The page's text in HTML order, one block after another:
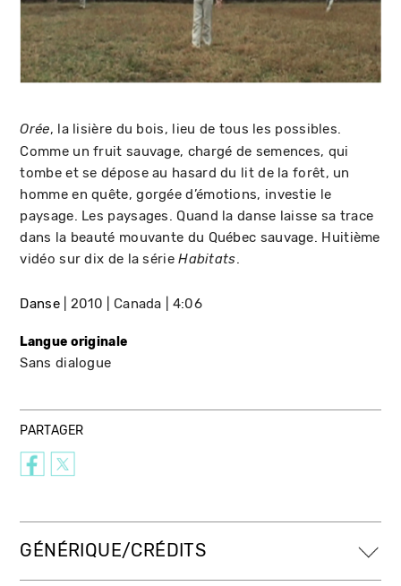
Orée, la lisière du bois, lieu de tous les possibles.
Comme un fruit sauvage, chargé de semences, qui
tombe et se dépose au hasard du lit de la forêt, un
homme en quête, gorgée d’émotions, investie le
paysage. Les paysages. Quand la danse laisse sa trace
dans la beauté mouvante du Québec sauvage. Huitième
vidéo sur dix de la sérieHabitats.
Danse 2010 Canada 4:06
Langue originale
Sans dialogue
PARTAGER
GÉNÉRIQUE/CRÉDITS